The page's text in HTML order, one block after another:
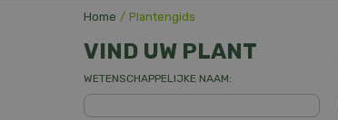
Home Plantengids
VIND UW PLANT
WETENSCHAPPELIJKE NAAM: